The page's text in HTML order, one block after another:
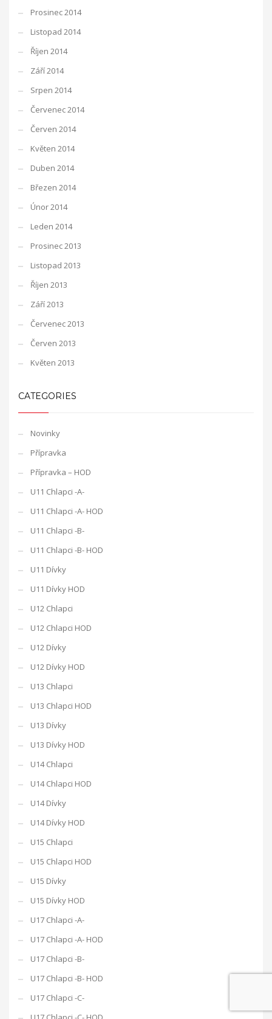
Prosinec 2014
Listopad 2014
Říjen 2014
Září 2014
Srpen 2014
Červenec 2014
Červen 2014
Květen 2014
Duben 2014
Březen 2014
Únor 2014
Leden 2014
Prosinec 2013
Listopad 2013
Říjen 2013
Září 2013
Červenec 2013
Červen 2013
Květen 2013
CATEGORIES
Novinky
Přípravka
Přípravka – HOD
U11 Chlapci -A-
U11 Chlapci -A- HOD
U11 Chlapci -B-
U11 Chlapci -B- HOD
U11 Dívky
U11 Dívky HOD
U12 Chlapci
U12 Chlapci HOD
U12 Dívky
U12 Dívky HOD
U13 Chlapci
U13 Chlapci HOD
U13 Dívky
U13 Dívky HOD
U14 Chlapci
U14 Chlapci HOD
U14 Dívky
U14 Dívky HOD
U15 Chlapci
U15 Chlapci HOD
U15 Dívky
U15 Dívky HOD
U17 Chlapci -A-
U17 Chlapci -A- HOD
U17 Chlapci -B-
U17 Chlapci -B- HOD
U17 Chlapci -C-